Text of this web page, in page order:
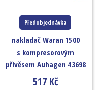
Předobjednávka
nakladač Waran 1500
s kompresorovým
přívěsem Auhagen 43698
517 Kč